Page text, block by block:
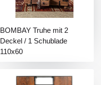
BOMBAY Truhe mit 2
Deckel / 1 Schublade
110x60